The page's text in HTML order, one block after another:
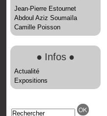
Jean-Pierre Estournet
Abdoul Aziz Soumaïla
Camille Poisson
● Infos ●
Actualité
Expositions